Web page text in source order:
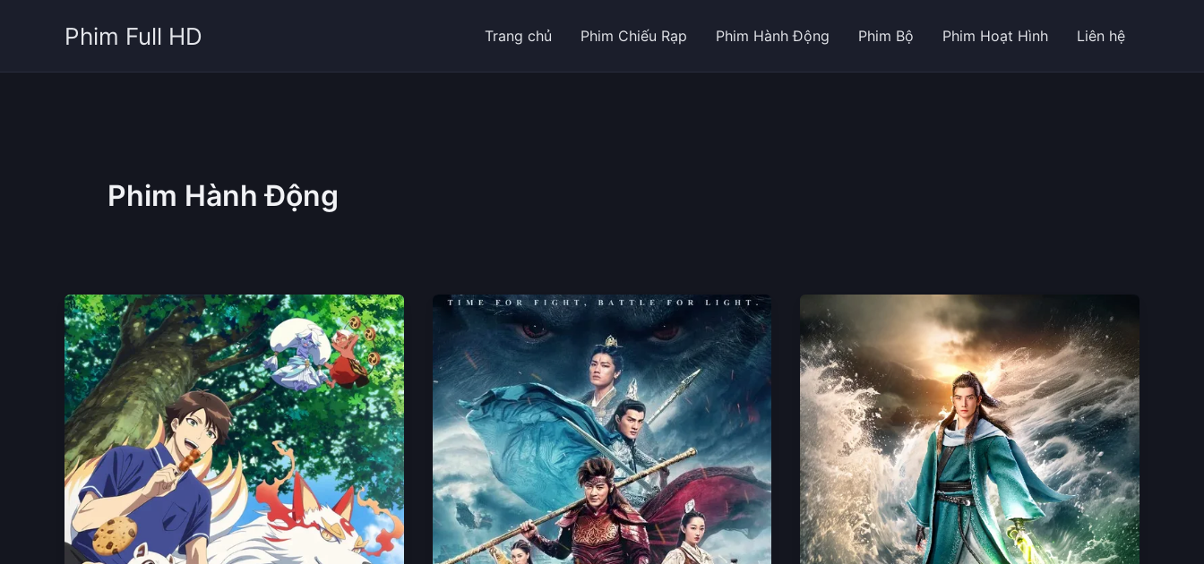
Phim Full HD Trang chủ Phim Chiếu Rạp Phim Hành Động Phim Bộ Phim Hoạt Hình Liên hệ
Phim Hành Động